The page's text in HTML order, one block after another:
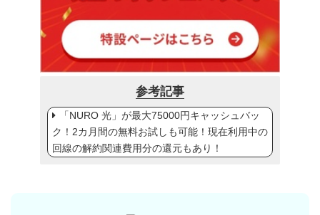
参考記事
「NURO 光」が最大75000円キャッシュバッ
ク！2カ月間の無料お試しも可能！現在利用中の
回線の解約関連費用分の還元もあり！